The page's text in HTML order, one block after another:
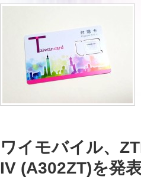
ワイモバイル、
IV (A302ZT)を発